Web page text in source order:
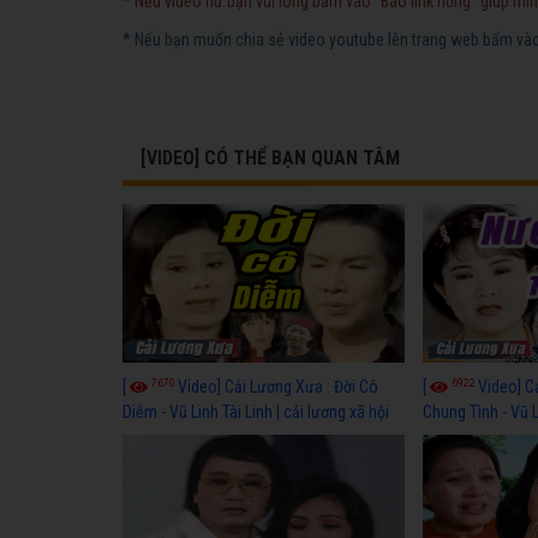
* Nếu bạn muốn chia sẻ video youtube lên trang web bấm
[VIDEO] CÓ THỂ BẠN QUAN TÂM
7670 Video] Cải Lương Xưa : Đời Cô
Diễm - Vũ Linh Tài Linh | cải lương xã hội
6922 Video]
Chung Tình - Vũ
lương xã hội hay